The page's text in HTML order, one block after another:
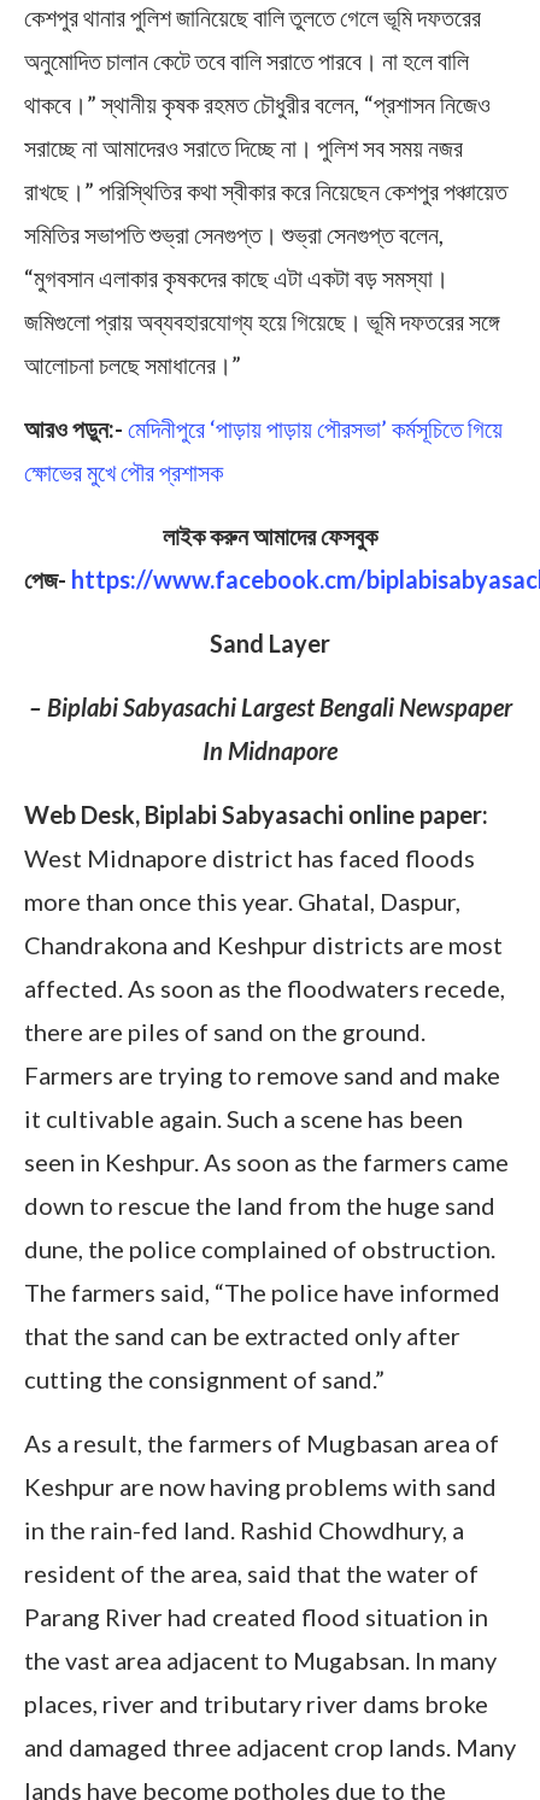
কেশপুর থানার পুলিশ জানিয়েছে বালি তুলতে গেলে ভূমি দফতরের
অনুমোদিত চালান কেটে তবে বালি সরাতে পারবে। না হলে বালি
থাকবে।” স্থানীয় কৃষক রহমত চৌধুরীর বলেন, “প্রশাসন নিজেও
সরাচ্ছে না আমাদেরও সরাতে দিচ্ছে না। পুলিশ সব সময় নজর
রাখছে।” পরিস্থিতির কথা স্বীকার করে নিয়েছেন কেশপুর পঞ্চায়েত
সমিতির সভাপতি শুভ্রা সেনগুপ্ত। শুভ্রা সেনগুপ্ত বলেন,
“মুগবসান এলাকার কৃষকদের কাছে এটা একটা বড় সমস্যা।
জমিগুলো প্রায় অব্যবহারযোগ্য হয়ে গিয়েছে। ভূমি দফতরের সঙ্গে
আলোচনা চলছে সমাধানের।”
আরও পড়ুন:- মেদিনীপুরে ‘পাড়ায় পাড়ায় পৌরসভা’ কর্মসূচিতে গিয়ে
ক্ষোভের মুখে পৌর প্রশাসক
লাইক করুন আমাদের ফেসবুক
পেজ- https://www.facebook.cm/
Sand Layer
– Biplabi Sabyasachi Largest Bengali Newspaper
In Midnapore
Web Desk, Biplabi Sabyasachi online paper:
West Midnapore district has faced floods
more than once this year. Ghatal, Daspur,
Chandrakona and Keshpur districts are most
affected. As soon as the floodwaters recede,
there are piles of sand on the ground.
Farmers are trying to remove sand and make
it cultivable again. Such a scene has been
seen in Keshpur. As soon as the farmers came
down to rescue the land from the huge sand
dune, the police complained of obstruction.
The farmers said, “The police have informed
that the sand can be extracted only after
cutting the consignment of sand.”
As a result, the farmers of Mugbasan area of ​​
Keshpur are now having problems with sand
in the rain-fed land. Rashid Chowdhury, a
resident of the area, said that the water of
Parang River had created flood situation in
the vast area adjacent to Mugabsan. In many
places, river and tributary river dams broke
and damaged three adjacent crop lands. Many
lands have become potholes due to the